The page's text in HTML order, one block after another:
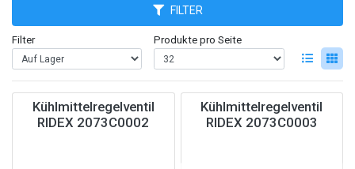
FILTER
Filter Produkte pro Seite
Kühlmittelregelventil
RIDEX 2073C0002
Kühlmittelregelventil
RIDEX 2073C0003